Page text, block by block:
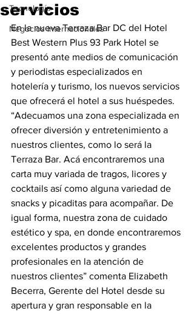
Tecnología
Negocios Internacionales
servicios
En la nueva Terraza Bar DC del Hotel
Best Western Plus 93 Park Hotel se
presentó ante medios de comunicación
y periodistas especializados en
hotelería y turismo, los nuevos servicios
que ofrecerá el hotel a sus huéspedes.
“Adecuamos una zona especializada en
ofrecer diversión y entretenimiento a
nuestros clientes, como lo será la
Terraza Bar. Acá encontraremos una
carta muy variada de tragos, licores y
cocktails así como alguna variedad de
snacks y picaditas para acompañar. De
igual forma, nuestra zona de cuidado
estético y spa, en donde encontraremos
excelentes productos y grandes
profesionales en la atención de
nuestros clientes” comenta Elizabeth
Becerra, Gerente del Hotel desde su
apertura y gran responsable en la